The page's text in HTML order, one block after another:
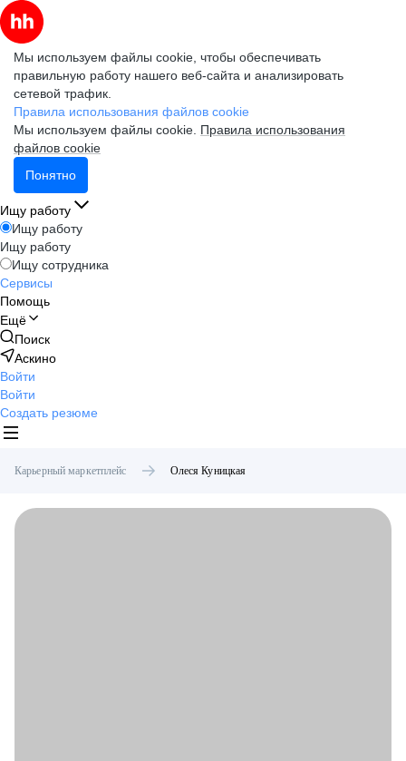
Мы используем файлы cookie, чтобы обеспечивать
правильную работу нашего веб-сайта и анализировать
сетевой трафик.
Правила использования файлов cookie
Мы используем файлы cookie. Правила использования
файлов cookie
Понятно
Ищу работу
Ищу работу
Ищу работу
Ищу сотрудника
Сервисы
Помощь
Ещё
Поиск
Аскино
Войти
Войти
Создать резюме
Карьерный маркетплейс Олеся Куницкая